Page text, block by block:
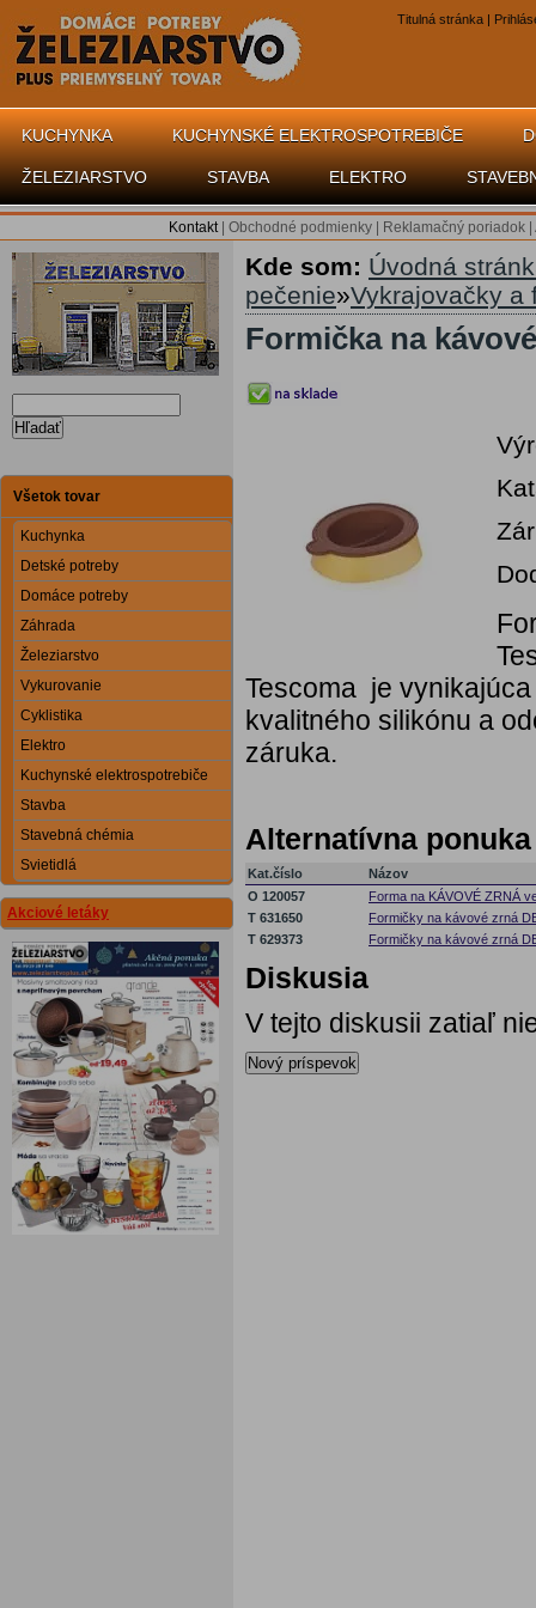
Titulná stránka |
KUCHYNKA KUCHYNSKÉ ELEKTROSPOTREBIČE
ŽELEZIARSTVO STAVBA ELEKTRO
Kontakt| Obchodné podmienky Reklamačný poriadok
Hľadať
Všetok tovar
Kuchynka
Detské potreby
Domáce potreby
Záhrada
Železiarstvo
Vykurovanie
Cyklistika
Elektro
Kuchynské elektrospotrebiče
Stavba
Stavebná chémia
Svietidlá
Akciové letáky
Kde som: Úvodná
pečenie»Vykrajovačky a
Formička na
Tescoma je
kvalitného silikónu a
záruka.
Alternatívna ponuka
Kat.číslo
Názov
O 120057
Forma na KÁVOVÉ ZRNÁ
T 631650
Formičky na kávové zrná
T 629373
Formičky na kávové zrná
Diskusia
V tejto diskusii zatiaľ
Nový príspevok